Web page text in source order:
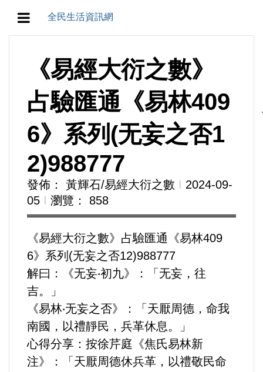
全民生活資訊網
教育/五育/五創
人生/生存/生活
產業/經濟
政治/政黨
農業/技術/肥飼料/農藥/產銷
食品/衛生/醫療/照護
運動/體育/休閒/育樂
兩岸/大陸
寵物/動保
《易經大衍之數》
占驗匯通《易林409
6》系列(无妄之否1
2)988777
發佈： 黃輝石/易經大衍之數 Ι 2024-09-
05 Ι 瀏覽： 858
《易經大衍之數》占驗匯通《易林409
6》系列(无妄之否12)988777
解曰：《无妄‧初九》：「无妄，往
吉。」
《易林‧无妄之否》：「天厭周德，命我
南國，以禮靜民，兵革休息。」
心得分享：按徐芹庭《焦氏易林新
注》：「天厭周德休兵革，以禮敬民命